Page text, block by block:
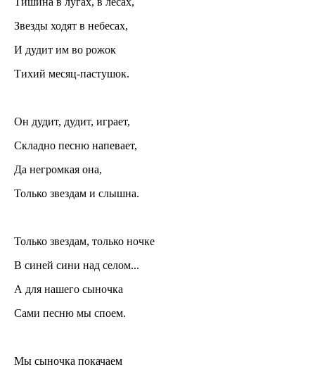
Звезды ходят в небесах,
И дудит им во рожок
Тихий месяц-пастушок.
Он дудит, дудит, играет,
Складно песню напевает,
Да негромкая она,
Только звездам и слышна.
Только звездам, только ночке
В синей сини над селом...
А для нашего сыночка
Сами песню мы споем.
Мы сыночка покачаем